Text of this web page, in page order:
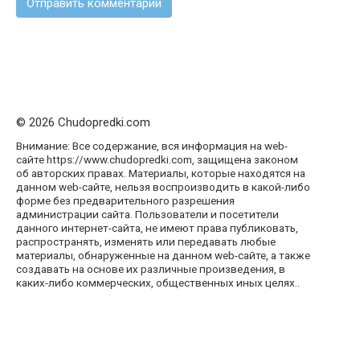
© 2026 Chudopredki.com
Внимание: Все содержание, вся информация на web-
сайте https://www.chudopredki.com, защищена законом
об авторских правах. Материалы, которые находятся на
данном web-сайте, нельзя воспроизводить в какой-либо
форме без предварительного разрешения
администрации сайта. Пользователи и посетители
данного интернет-сайта, не имеют права публиковать,
распространять, изменять или передавать любые
материалы, обнаруженные на данном web-сайте, а также
создавать на основе их различные произведения, в
каких-либо коммерческих, общественных иных целях..